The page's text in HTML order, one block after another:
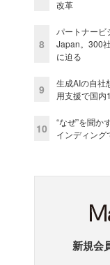
改革
8
パートナー
Japan。300
に迫る
9
生成AIの自
用支援で国内
10
“なぜ”を聞
インディング
新規会